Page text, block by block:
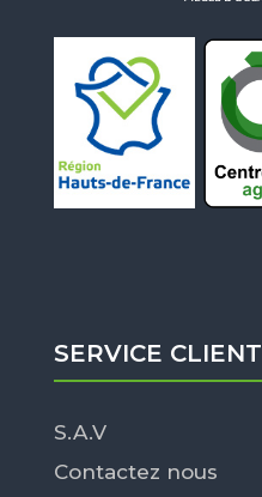
SERVICE CLIENT
S.A.V
Contactez nous